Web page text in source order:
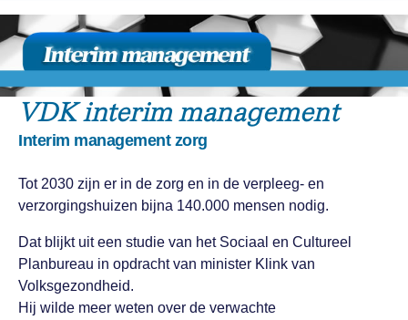
VDK interim management
Interim management zorg
Tot 2030 zijn er in de zorg en in de verpleeg- en
verzorgingshuizen bijna 140.000 mensen nodig.
Dat blijkt uit een studie van het Sociaal en Cultureel
Planbureau in opdracht van minister Klink van
Volksgezondheid.
Hij wilde meer weten over de verwachte